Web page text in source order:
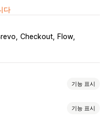
다
Checkout
Flow
기능 표시
기능 표시